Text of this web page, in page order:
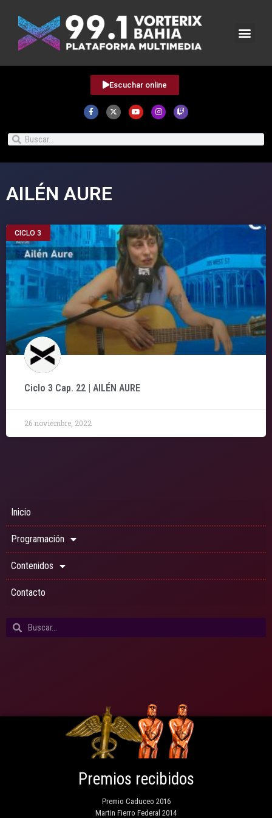
Escuchar online
AILÉN AURE
CICLO 3
Ciclo 3 Cap. 22 | AILÉN AURE
26 noviembre, 2022
Inicio
Programación
Contenidos
Contacto
Premios recibidos
Premio Caduceo 2016
Martin Fierro Federal 2014